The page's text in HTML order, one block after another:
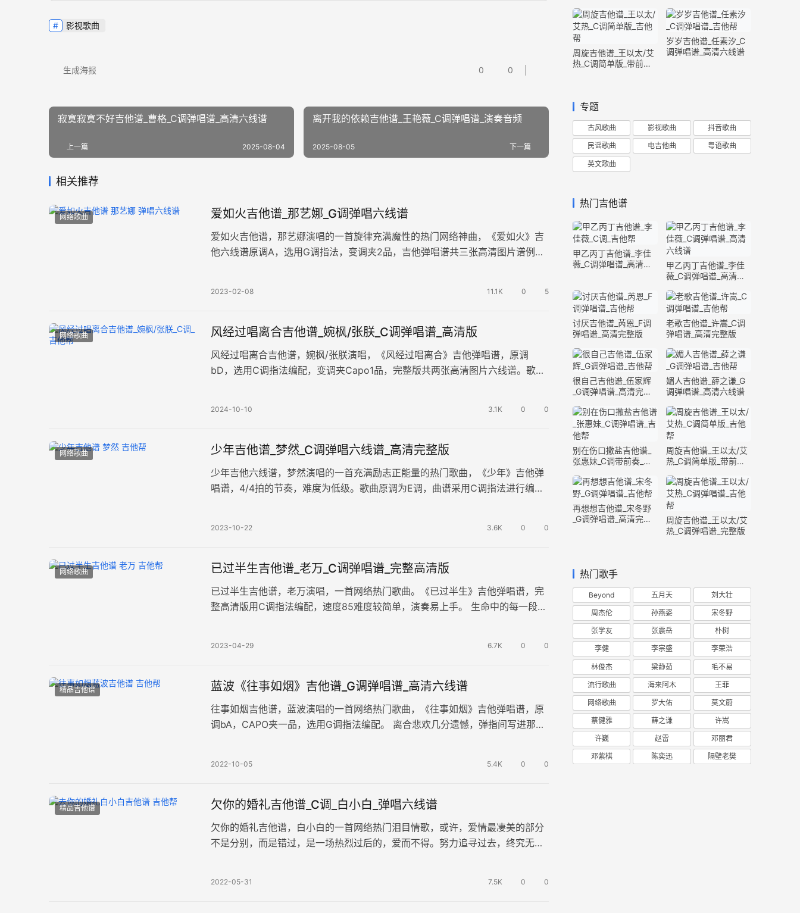
影视歌曲
0 0
生成海报
寂寞寂寞不好吉他谱_曹格_C调弹唱谱_高清六线谱
上一篇 2025-08-04
离开我的依赖吉他谱_王艳薇_C调弹唱谱_演奏音频
下一篇
2025-08-05
相关推荐
网络歌曲 爱如火吉他谱_那艺娜_G调弹唱六线谱
爱如火吉他谱，那艺娜演唱的一首旋律充满魔性的热门网络神曲，《爱如火》吉
他六线谱原调A，选用G调指法，变调夹2品，吉他弹唱谱共三张高清图片谱例。
2023-02-08 11.1K 0 5
网络歌曲 风经过唱离合吉他谱_婉枫/张朕_C调弹唱谱_高清版
风经过唱离合吉他谱，婉枫/张朕演唱，《风经过唱离合》吉他弹唱谱，原调
bD，选用C调指法编配，变调夹Capo1品，完整版共两张高清图片六线谱。歌曲
2024-10-10 3.1K 0 0
网络歌曲 少年吉他谱_梦然_C调弹唱六线谱_高清完整版
少年吉他六线谱，梦然演唱的一首充满励志正能量的热门歌曲，《少年》吉他弹
唱谱，4/4拍的节奏，难度为低级。歌曲原调为E调，曲谱采用C调指法进行编
2023-10-22 3.6K 0 0
网络歌曲 已过半生吉他谱_老万_C调弹唱谱_完整高清版
已过半生吉他谱，老万演唱，一首网络热门歌曲。《已过半生》吉他弹唱谱，完
整高清版用C调指法编配，速度85难度较简单，演奏易上手。 生命中的每一段旅
2023-04-29 6.7K 0 0
精品吉他谱 蓝波《往事如烟》吉他谱_G调弹唱谱_高清六线谱
往事如烟吉他谱，蓝波演唱的一首网络热门歌曲，《往事如烟》吉他弹唱谱，原
调bA，CAPO夹一品，选用G调指法编配。 离合悲欢几分遗憾，弹指间写进那匆
2022-10-05 5.4K 0 0
精品吉他谱 欠你的婚礼吉他谱_C调_白小白_弹唱六线谱
欠你的婚礼吉他谱，白小白的一首网络热门泪目情歌，或许，爱情最凄美的部分
不是分别，而是错过，是一场热烈过后的，爱而不得。努力追寻过去，终究无法
2022-05-31 7.5K 0 0
周旋吉他谱_王以太/艾
热_C调简单版_带前奏
岁岁吉他谱_任素汐_C
调弹唱谱_高清六线谱
专题
古风歌曲 影视歌曲 抖音歌曲
民谣歌曲 电吉他曲 粤语歌曲
英文歌曲
热门吉他谱
甲乙丙丁吉他谱_李佳
薇_C调弹唱谱_高清六
甲乙丙丁吉他谱_李佳
薇_C调弹唱谱_高清六
讨厌吉他谱_芮恩_F调
弹唱谱_高清完整版
老歌吉他谱_许嵩_C调
弹唱谱_高清完整版
很自己吉他谱_伍家辉
_G调弹唱谱_高清完整
媚人吉他谱_薛之谦_G
调弹唱谱_高清六线谱
别在伤口撒盐吉他谱_
张惠妹_C调带前奏_完
周旋吉他谱_王以太/艾
热_C调简单版_带前奏
再想想吉他谱_宋冬野
_G调弹唱谱_高清完整
周旋吉他谱_王以太/艾
热_C调弹唱谱_完整版
热门歌手
Beyond 五月天 刘大壮
周杰伦 孙燕姿 宋冬野
张学友 张震岳 朴树
李健 李宗盛 李荣浩
林俊杰 梁静茹 毛不易
流行歌曲 海来阿木 王菲
网络歌曲 罗大佑 莫文蔚
蔡健雅 薛之谦 许嵩
许巍 赵雷 邓丽君
邓紫棋 陈奕迅 隔壁老樊